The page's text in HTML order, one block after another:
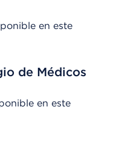
en este
de Médicos
en este